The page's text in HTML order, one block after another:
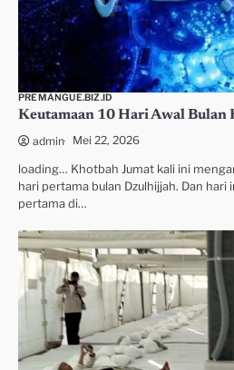
PREMANGUE.BIZ.ID
Keutamaan 10 Hari Awal Bulan
admin Mei 22, 2026
loading… Khotbah Jumat kali ini
hari pertama bulan Dzulhijjah. Dan hari
pertama di…